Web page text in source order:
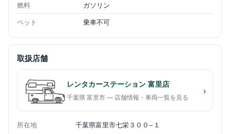
燃料
ガソリン
ペット
乗車不可
取扱店舗
レンタカーステーション 富里店
千葉県 富里市 — 店舗情報・車両一覧を見る
›
所在地
千葉県富里市七栄３００−１